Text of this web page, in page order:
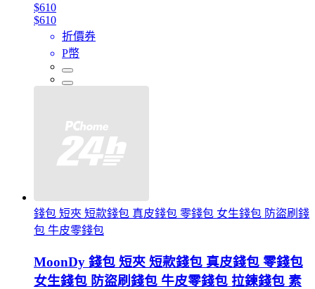
$610
$610
折價券
P幣
錢包 短夾 短款錢包 真皮錢包 零錢包 女生錢包 防盜刷錢
包 牛皮零錢包
MoonDy 錢包 短夾 短款錢包 真皮錢包 零錢包
女生錢包 防盜刷錢包 牛皮零錢包 拉鍊錢包 素